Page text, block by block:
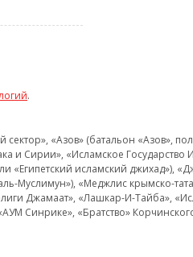
.
«Азов» (батальон «Азов»,
и Сирии», «Исламское Государство
исламский джихад»),
Муслимун»), «Меджлис крымско-
Джамаат», «Лашкар-И-Тайба»,
Синрике», «Братство»